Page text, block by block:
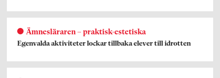
Ämnesläraren – praktisk-estetiska
Egenvalda aktiviteter lockar tillbaka elever till idrotten